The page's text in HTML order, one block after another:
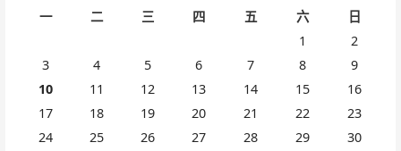
一
二 三 四 五 六
日
1
2
3
4 5 6 7 8
9
10
11 12 13 14 15
16
17
18 19 20 21 22
23
24
25 26 27 28 29
30